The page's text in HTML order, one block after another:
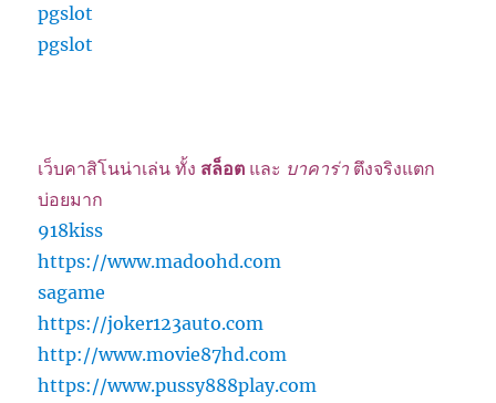
pgslot
pgslot
เว็บคาสิโนน่าเล่น ทั้ง สล็อต และ บาคาร่า ตึงจริงแตก
บ่อยมาก
918kiss
https://www.madoohd.com
sagame
https://joker123auto.com
http://www.movie87hd.com
https://www.pussy888play.com